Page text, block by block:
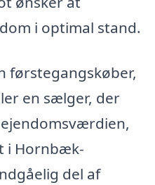
i optimal stand.
førstegangskøber,
en sælger, der
i Hornbæk-
del af